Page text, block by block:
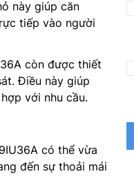
này giúp căn
tiếp vào người
còn được thiết
Điều này giúp
với nhu cầu.
có thể vừa
đến sự thoải mái